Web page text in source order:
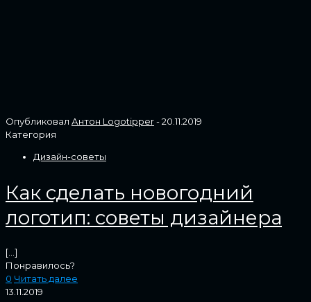
Опубликовал Антон Logotipper-20.11.2019
Категория
Дизайн-советы
Как сделать новогодний
логотип: советы дизайнера
[…]
Понравилось?
0 Читать далее
13.11.2019